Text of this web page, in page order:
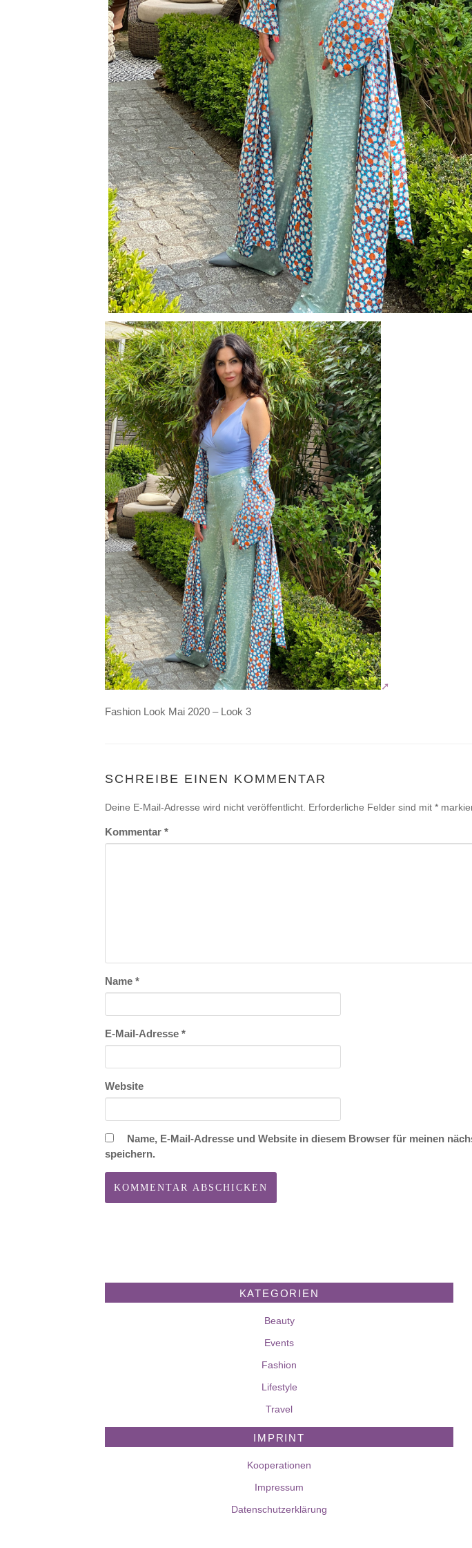
Fashion Look Mai 2020 – Look 3
SCHREIBE EINEN KOMMENTAR
Deine E-Mail-Adresse wird nicht veröffentlicht. Erforderliche Felder sind mit *
Kommentar *
Name *
E-Mail-Adresse *
Website
Name, E-Mail-Adresse und Website in diesem Browser für meinen
speichern.
KATEGORIEN
Beauty
Events
Fashion
Lifestyle
Travel
IMPRINT
Kooperationen
Impressum
Datenschutzerklärung